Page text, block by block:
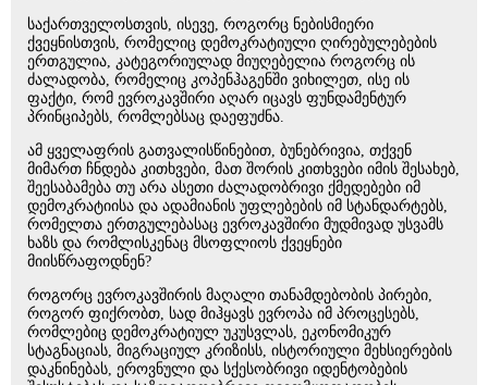
საქართველოსთვის, ისევე, როგორც ნებისმიერი
ქვეყნისთვის, რომელიც დემოკრატიული ღირებულებების
ერთგულია, კატეგორიულად მიუღებელია როგორც ის
ძალადობა, რომელიც კოპენჰაგენში ვიხილეთ, ისე ის
ფაქტი, რომ ევროკავშირი აღარ იცავს ფუნდამენტურ
პრინციპებს, რომლებსაც დაეფუძნა.
ამ ყველაფრის გათვალისწინებით, ბუნებრივია, თქვენ
მიმართ ჩნდება კითხვები, მათ შორის კითხვები იმის შესახებ,
შეესაბამება თუ არა ასეთი ძალადობრივი ქმედებები იმ
დემოკრატიისა და ადამიანის უფლებების იმ სტანდარტებს,
რომელთა ერთგულებასაც ევროკავშირი მუდმივად უსვამს
ხაზს და რომლისკენაც მსოფლიოს ქვეყნები
მიისწრაფოდნენ?
როგორც ევროკავშირის მაღალი თანამდებობის პირები,
როგორ ფიქრობთ, სად მიჰყავს ევროპა იმ პროცესებს,
რომლებიც დემოკრატიულ უკუსვლას, ეკონომიკურ
სტაგნაციას, მიგრაციულ კრიზისს, ისტორიული მეხსიერების
დაკნინებას, ეროვნული და სქესობრივი იდენტობების